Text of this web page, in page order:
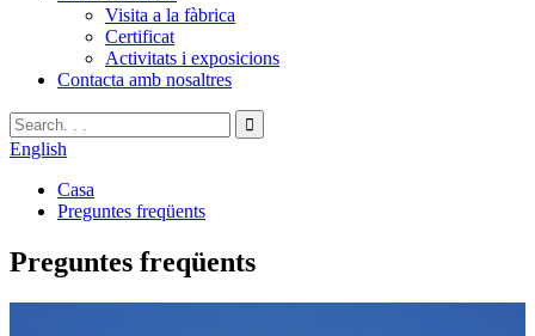
Visita a la fàbrica
Certificat
Activitats i exposicions
Contacta amb nosaltres
English
Casa
Preguntes freqüents
Preguntes freqüents